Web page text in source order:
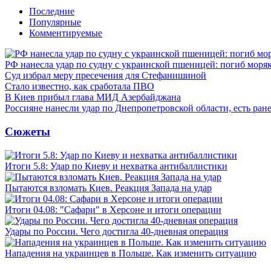
Последние
Популярные
Комментируемые
РФ нанесла удар по судну с украинской пшеницей: погиб
Суд избрал меру пресечения для Стефанишиной
Стало известно, как сработала ПВО
В Киев прибыл глава МИД Азербайджана
Россияне нанесли удар по Днепропетровской области, есть
Сюжеты
Итоги 5.8: Удар по Киеву и нехватка антибаллистики
Пытаются взломать Киев. Реакция Запада на удар
Итоги 04.08: "Сафари" в Херсоне и итоги операции
Удары по России. Чего достигла 40-дневная операция
Нападения на украинцев в Польше. Как изменить ситуацию